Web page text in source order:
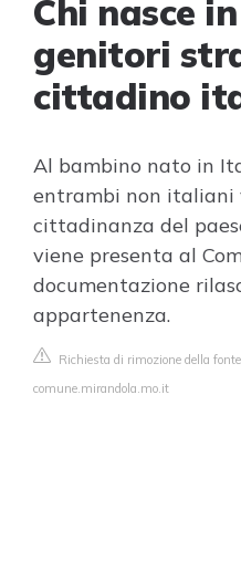
Chi nasce
genitori
cittadino
Al bambino nato in
entrambi non
cittadinanza del
viene presenta al
documentazione
appartenenza.
Richiesta di rimozione della fonte
comune.mirandola.mo.it